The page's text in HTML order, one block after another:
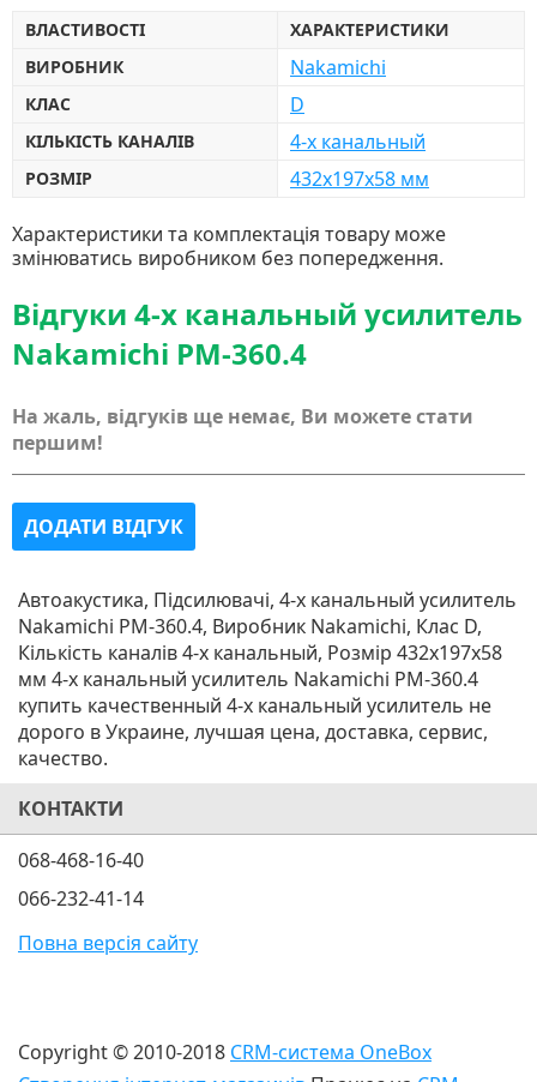
ВЛАСТИВОСТІ
ХАРАКТЕРИСТИКИ
ВИРОБНИК
Nakamichi
КЛАС D
КІЛЬКІСТЬ КАНАЛІВ 4-х канальный
РОЗМІР 432x197x58 мм
Характеристики та комплектація товару може
змінюватись виробником без попередження.
Відгуки 4-х канальный усилитель
Nakamichi PM-360.4
На жаль, відгуків ще немає, Ви можете стати
першим!
ДОДАТИ ВІДГУК
Автоакустика, Підсилювачі, 4-х канальный усилитель
Nakamichi PM-360.4, Виробник Nakamichi, Клас D,
Кількість каналів 4-х канальный, Розмір 432x197x58
мм 4-х канальный усилитель Nakamichi PM-360.4
купить качественный 4-х канальный усилитель не
дорого в Украине, лучшая цена, доставка, сервис,
качество.
КОНТАКТИ
068-468-16-40
066-232-41-14
Повна версія сайту
Copyright © 2010-2018 CRM-система OneBox